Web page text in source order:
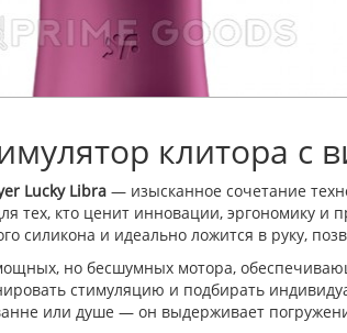
клитора с
Lucky Libra — изысканное сочетание
тех, кто ценит инновации, эргономику
силикона и идеально ложится в руку,
но бесшумных мотора,
стимуляцию и подбирать
или душе — он выдерживает